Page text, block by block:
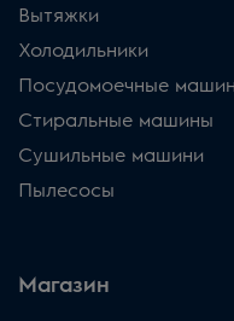
Вытяжки
Холодильники
Посудомоечные
Стиральные машины
Сушильные машини
Пылесосы
Магазин